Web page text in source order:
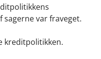
sagerne var fraveget.
kreditpolitikken.